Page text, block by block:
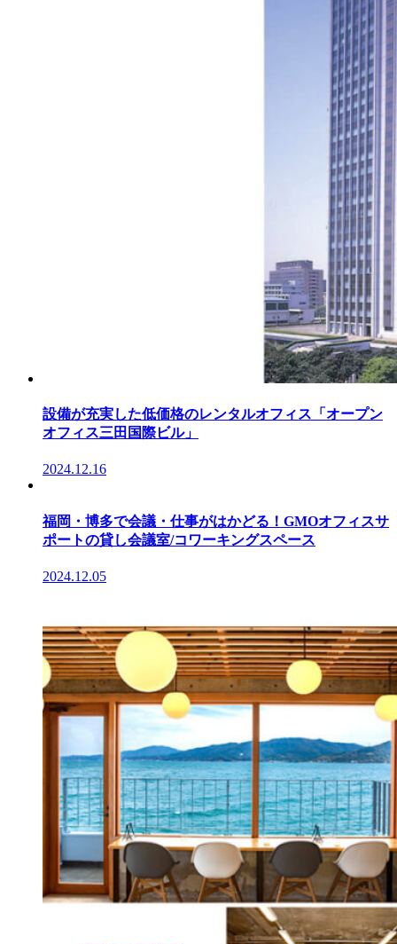
設備が充実した低価格のレンタルオフィス「オープン
オフィス三田国際ビル」
2024.12.16
福岡・博多で会議・仕事がはかどる！GMOオフィスサ
ポートの貸し会議室/コワーキングスペース
2024.12.05